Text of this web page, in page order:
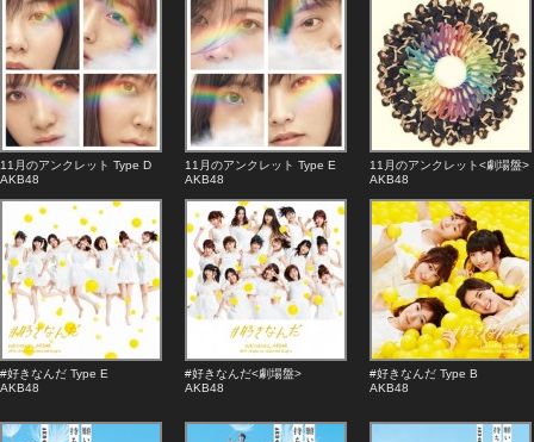
11月のアンクレット Type D
AKB48
11月のアンクレット Type E
AKB48
11月のアンクレット<劇場盤>
AKB48
#好きなんだ Type E
AKB48
#好きなんだ<劇場盤>
AKB48
#好きなんだ Type B
AKB48